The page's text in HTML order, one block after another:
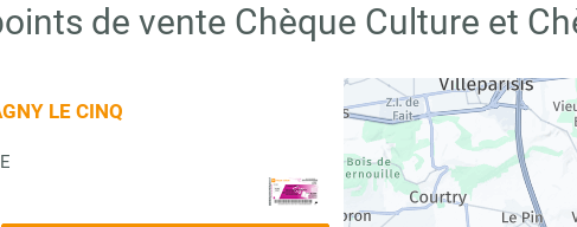
de vente Chèque Culture et
LE CINQ